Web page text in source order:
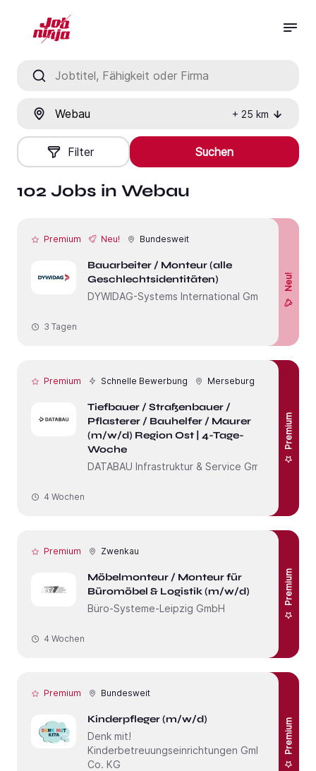
+ 25 km
Filter Suchen
102 Jobs in Webau
Premium Neu! Bundesweit
Bauarbeiter / Monteur (alle
Geschlechtsidentitäten)
DYWIDAG-Systems International GmbH
Neu!
3 Tagen
Premium Schnelle Bewerbung Merseburg
Tiefbauer / Straßenbauer /
Pflasterer / Bauhelfer / Maurer
(m/w/d) Region Ost | 4-Tage-
Woche
DATABAU Infrastruktur & Service GmbH
Premium
4 Wochen
Premium Zwenkau
Möbelmonteur / Monteur für
Büromöbel & Logistik (m/w/d)
Büro-Systeme-Leipzig GmbH
Premium
4 Wochen
Premium Bundesweit
Kinderpfleger (m/w/d)
Denk mit!
Kinderbetreuungseinrichtungen GmbH &
Co. KG
Premium